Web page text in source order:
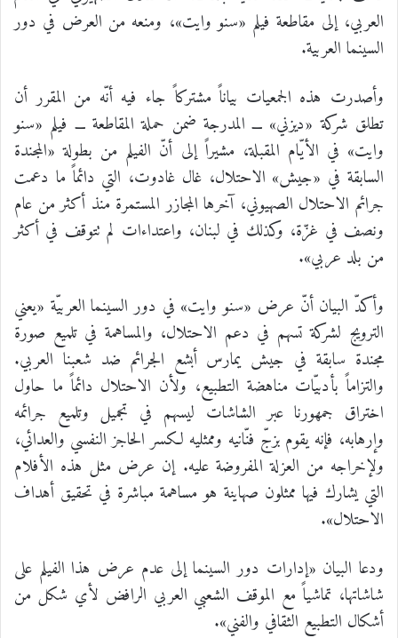
العربي، إلى مقاطعة فيلم «سنو وايت»، ومنعه من العرض في دور
السينما العربية.
وأصدرت هذه الجمعيات بياناً مشتركاً جاء فيه أنّه من المقرر أن
تطلق شركة «ديزني» ـــ المدرجة ضمن حملة المقاطعة ـــ فيلم «سنو
وايت» في الأيّام المقبلة، مشيراً إلى أنّ الفيلم من بطولة «المجندة
السابقة في «جيش» الاحتلال، غال غادوت، التي دائماً ما دعمت
جرائم الاحتلال الصهيوني، آخرها المجازر المستمرة منذ أكثر من عام
ونصف في غزّة، وكذلك في لبنان، واعتداءات لم تتوقف في أكثر
من بلد عربي».
وأكدّ البيان أنّ عرض «سنو وايت» في دور السينما العربيّة «يعني
الترويج لشركة تسهم في دعم الاحتلال، والمساهمة في تلميع صورة
مجندة سابقة في جيش يمارس أبشع الجرائم ضد شعبنا العربي.
والتزاماً بأدبيّات مناهضة التطبيع، ولأن الاحتلال دائماً ما حاول
اختراق جمهورنا عبر الشاشات ليسهم في تجميل وتلميع جرائمه
وإرهابه، فإنه يقوم بزجّ فنّانيه وممثليه لكسر الحاجز النفسي والعدائي،
ولإخراجه من العزلة المفروضة عليه. إن عرض مثل هذه الأفلام
التي يشارك فيها ممثلون صهاينة هو مساهمة مباشرة في تحقيق أهداف
الاحتلال».
ودعا البيان «إدارات دور السينما إلى عدم عرض هذا الفيلم على
شاشاتها، تماشياً مع الموقف الشعبي العربي الرافض لأي شكل من
أشكال التطبيع الثقافي والفني».